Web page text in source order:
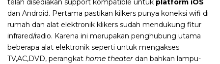
telah disediakan support kompatible untuk platform iOS
dan Android. Pertama pastikan kilkers punya koneksi wifi di
rumah dan alat elektronik klikers sudah mendukung fitur
infrared/radio. Karena ini merupakan penghubung utama
beberapa alat elektronik seperti untuk mengakses
TV,AC,DVD, perangkat home theater dan bahkan lampu-